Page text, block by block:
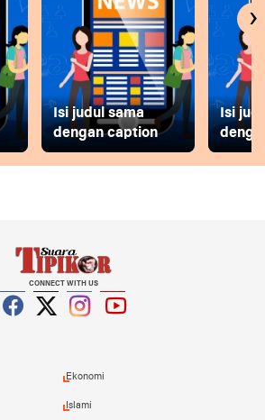
Isi judul sama
dengan caption
Isi
›
CONNECT WITH US
Ekonomi
Islami